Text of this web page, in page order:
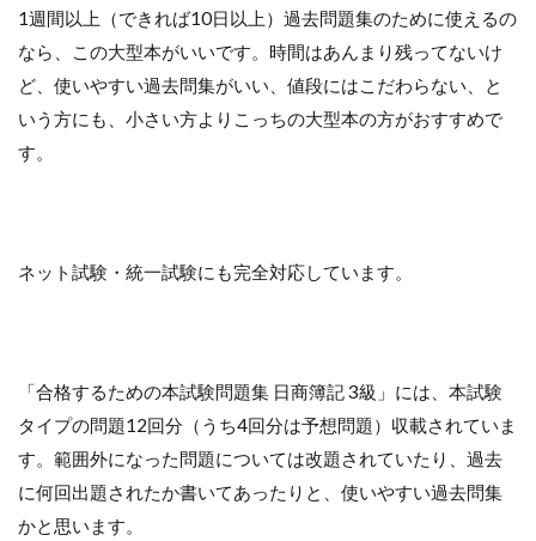
1週間以上（できれば10日以上）過去問題集のために使えるの
なら、この大型本がいいです。時間はあんまり残ってないけ
ど、使いやすい過去問集がいい、値段にはこだわらない、と
いう方にも、小さい方よりこっちの大型本の方がおすすめで
す。
ネット試験・統一試験にも完全対応しています。
「合格するための本試験問題集 日商簿記 3級」には、本試験
タイプの問題12回分（うち4回分は予想問題）収載されていま
す。範囲外になった問題については改題されていたり、過去
に何回出題されたか書いてあったりと、使いやすい過去問集
かと思います。